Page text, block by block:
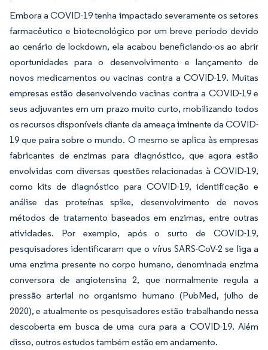
Embora a COVID-19 tenha impactado severamente os setores
farmacêutico e biotecnológico por um breve período devido
ao cenário de lockdown, ela acabou beneficiando-os ao abrir
oportunidades para o desenvolvimento e lançamento de
novos medicamentos ou vacinas contra a COVID-19. Muitas
empresas estão desenvolvendo vacinas contra a COVID-19 e
seus adjuvantes em um prazo muito curto, mobilizando todos
os recursos disponíveis diante da ameaça iminente da COVID-
19 que paira sobre o mundo. O mesmo se aplica às empresas
fabricantes de enzimas para diagnóstico, que agora estão
envolvidas com diversas questões relacionadas à COVID-19,
como kits de diagnóstico para COVID-19, identificação e
análise das proteínas spike, desenvolvimento de novos
métodos de tratamento baseados em enzimas, entre outras
atividades. Por exemplo, após o surto de COVID-19,
pesquisadores identificaram que o vírus SARS-CoV-2 se liga a
uma enzima presente no corpo humano, denominada enzima
conversora de angiotensina 2, que normalmente regula a
pressão arterial no organismo humano (PubMed, julho de
2020), e atualmente os pesquisadores estão trabalhando nessa
descoberta em busca de uma cura para a COVID-19. Além
disso, outros estudos também estão em andamento.